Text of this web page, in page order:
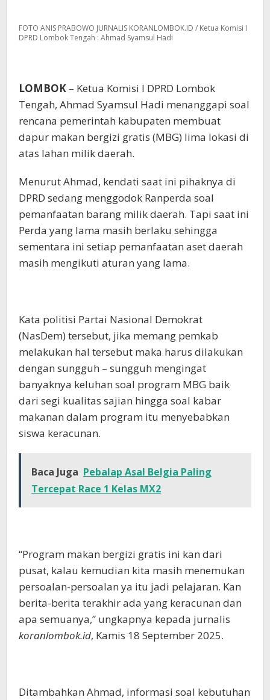
FOTO ANIS PRABOWO JURNALIS KORANLOMBOK.ID / Ketua Komisi I
DPRD Lombok Tengah : Ahmad Syamsul Hadi
LOMBOK – Ketua Komisi I DPRD Lombok
Tengah, Ahmad Syamsul Hadi menanggapi soal
rencana pemerintah kabupaten membuat
dapur makan bergizi gratis (MBG) lima lokasi di
atas lahan milik daerah.
Menurut Ahmad, kendati saat ini pihaknya di
DPRD sedang menggodok Ranperda soal
pemanfaatan barang milik daerah. Tapi saat ini
Perda yang lama masih berlaku sehingga
sementara ini setiap pemanfaatan aset daerah
masih mengikuti aturan yang lama.
Kata politisi Partai Nasional Demokrat
(NasDem) tersebut, jika memang pemkab
melakukan hal tersebut maka harus dilakukan
dengan sungguh – sungguh mengingat
banyaknya keluhan soal program MBG baik
dari segi kualitas sajian hingga soal kabar
makanan dalam program itu menyebabkan
siswa keracunan.
Baca Juga Pebalap Asal Belgia Paling
Tercepat Race 1 Kelas MX2
“Program makan bergizi gratis ini kan dari
pusat, kalau kemudian kita masih menemukan
persoalan-persoalan ya itu jadi pelajaran. Kan
berita-berita terakhir ada yang keracunan dan
apa semuanya,” ungkapnya kepada jurnalis
koranlombok.id, Kamis 18 September 2025.
Ditambahkan Ahmad, informasi soal kebutuhan